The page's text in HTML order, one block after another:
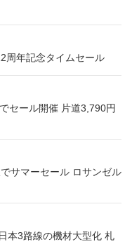
周年記念タイムセール
セール開催 片道3,790円
サマーセール ロサンゼル
本3路線の機材大型化 札